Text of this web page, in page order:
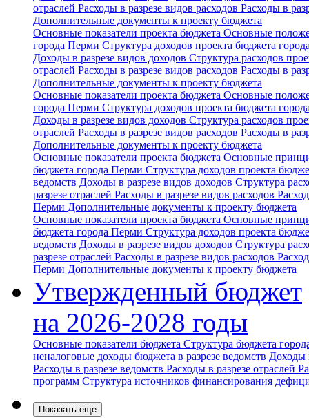
отраслей Расходы в разрезе видов расходов Расходы в
Дополнительные документы к проекту бюджета
Основные показатели проекта бюджета Основные
города Перми Структура доходов проекта бюджета
Доходы в разрезе видов доходов Структура расходов
отраслей Расходы в разрезе видов расходов Расходы в
Дополнительные документы к проекту бюджета
Основные показатели проекта бюджета Основные
города Перми Структура доходов проекта бюджета
Доходы в разрезе видов доходов Структура расходов
отраслей Расходы в разрезе видов расходов Расходы в
Дополнительные документы к проекту бюджета
Основные показатели проекта бюджета Основные
бюджета города Перми Структура доходов проекта
ведомств Доходы в разрезе видов доходов Структура
разрезе отраслей Расходы в разрезе видов расходов
Перми Дополнительные документы к проекту бюджета
Основные показатели проекта бюджета Основные
бюджета города Перми Структура доходов проекта
ведомств Доходы в разрезе видов доходов Структура
разрезе отраслей Расходы в разрезе видов расходов
Перми Дополнительные документы к проекту бюджета
Утвержденный бюджет
на 2026-2028 годы
Основные показатели бюджета Структура бюджета
неналоговые доходы бюджета в разрезе ведомств Доходы
Расходы в разрезе ведомств Расходы в разрезе отраслей
программ Структура источников финансирования
Показать еще